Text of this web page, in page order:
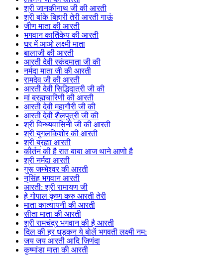
श्री जानकीनाथ जी की आरती
श्री बांके बिहारी तेरी आरती गाऊं
जीण माता की आरती
भगवान कार्तिकेय की आरती
घर में आओ लक्ष्मी माता
बालाजी की आरती
आरती देवी स्कंदमाता जी की
नर्मदा माता जी की आरती
रामदेव जी की आरती
आरती देवी सिद्धिदात्री जी की
मां ब्रह्मचारिणी की आरती
आरती देवी महागौरी जी की
आरती देवी शैलपुत्री जी की
श्री विन्ध्यवासिनी जी की आरती
श्री युगलकिशोर की आरती
श्री ब्रह्मा आरती
कीर्तन की है रात बाबा आज थाने आणो है
श्री नर्मदा आरती
गुरू जम्भेश्वर की आरती
नृसिंह भगवान आरती
आरती: श्री रामायण जी
हे गोपाल कृष्ण करु आरती तेरी
माता कात्यायनी की आरती
सीता माता की आरती
श्री रामचंद्र भगवान की है आरती
दिल की हर धड़कन ये बोलें भगवती लक्ष्मी नम:
जय जय आरती आदि जिणंदा
कुष्मांडा माता की आरती